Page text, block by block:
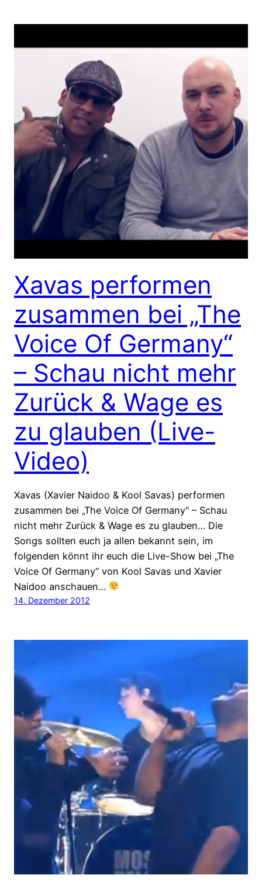
Xavas performen
zusammen bei „The
Voice Of Germany“
– Schau nicht mehr
Zurück & Wage es
zu glauben (Live-
Video)
Xavas (Xavier Naidoo & Kool Savas) performen
zusammen bei „The Voice Of Germany“ – Schau
nicht mehr Zurück & Wage es zu glauben… Die
Songs sollten euch ja allen bekannt sein, im
folgenden könnt ihr euch die Live-Show bei „The
Voice Of Germany“ von Kool Savas und Xavier
Naidoo anschauen…
14. Dezember 2012